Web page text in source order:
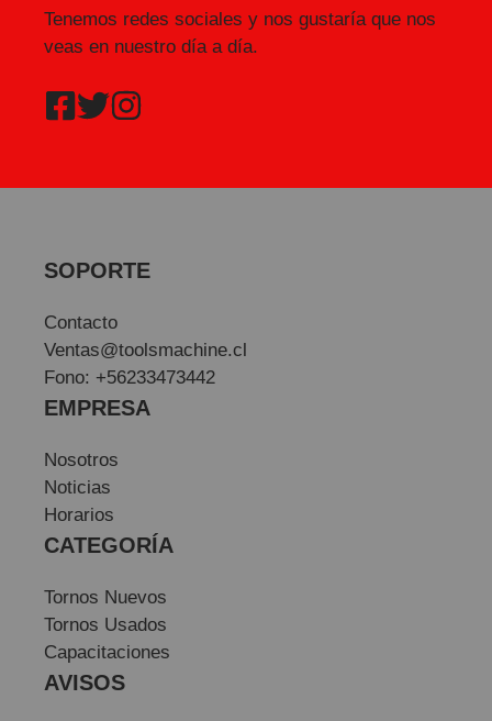
Tenemos redes sociales y nos gustaría que nos
veas en nuestro día a día.
SOPORTE
Contacto
Ventas@toolsmachine.cl
Fono: +56233473442
EMPRESA
Nosotros
Noticias
Horarios
CATEGORÍA
Tornos Nuevos
Tornos Usados
Capacitaciones
AVISOS